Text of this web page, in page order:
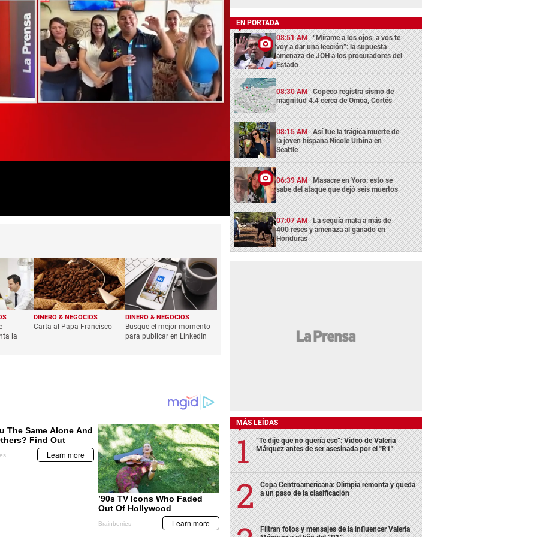
la
DINERO & NEGOCIOS
Carta al Papa Francisco
DINERO & NEGOCIOS
Busque el mejor momento
para publicar en LinkedIn
EN PORTADA
08:51 AM “Mírame a los ojos, a vos te
voy a dar una lección”: la supuesta
amenaza de JOH a los procuradores del
Estado
08:30 AM Copeco registra sismo de
magnitud 4.4 cerca de Omoa, Cortés
08:15 AM Así fue la trágica muerte de
la joven hispana Nicole Urbina en
Seattle
06:39 AM Masacre en Yoro: esto se
sabe del ataque que dejó seis muertos
07:07 AM La sequía mata a más de
400 reses y amenaza al ganado en
Honduras
MÁS LEÍDAS
“Te dije que no quería eso”: Video de Valeria
Márquez antes de ser asesinada por el "R1"
Copa Centroamericana: Olimpia remonta y queda
a un paso de la clasificación
Filtran fotos y mensajes de la influencer Valeria